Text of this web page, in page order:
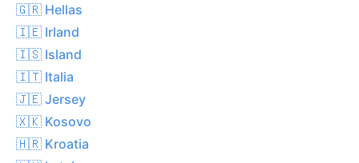
🇬🇷 Hellas
🇮🇪 Irland
🇮🇸 Island
🇮🇹 Italia
🇯🇪 Jersey
🇽🇰 Kosovo
🇭🇷 Kroatia